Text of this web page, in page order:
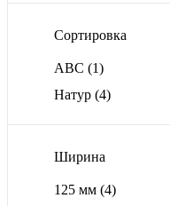
Сортировка
ABC (1)
Натур (4)
Ширина
125 мм (4)